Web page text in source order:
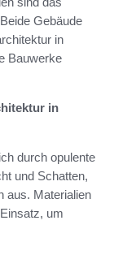
Gebäude
in
Bauwerke
in
durch opulente
und Schatten,
aus. Materialien
um